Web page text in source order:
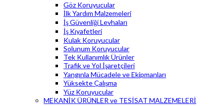
Göz Koruyucular
İlk Yardım Malzemeleri
İş Güvenliği Levhaları
İş Kıyafetleri
Kulak Koruyucular
Solunum Koruyucular
Tek Kullanımlık Ürünler
Trafik ve Yol İşaretçileri
Yangınla Mücadele ve Ekipmanları
Yüksekte Çalışma
Yüz Koruyucular
MEKANİK ÜRÜNLER ve TESİSAT MALZEMELERİ